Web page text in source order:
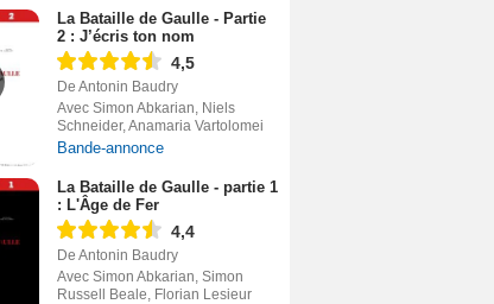
La Bataille de Gaulle - Partie
2 : J’écris ton nom
4,5
De Antonin Baudry
Avec Simon Abkarian, Niels
Schneider, Anamaria Vartolomei
Bande-annonce
La Bataille de Gaulle - partie 1
: L'Âge de Fer
4,4
De Antonin Baudry
Avec Simon Abkarian, Simon
Russell Beale, Florian Lesieur